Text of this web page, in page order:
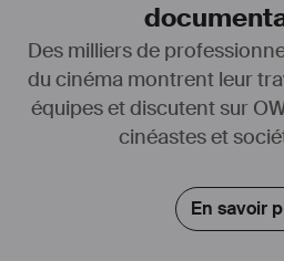
Des milliers de
du cinéma montrent leur
équipes et discutent sur
cinéastes et
En savoir
Ayant récemment complétée ma
cherche à développer mon
J'ai eu l'occasion ces 2 dernières
projets en tant que Électricienne,
au sein d'une société